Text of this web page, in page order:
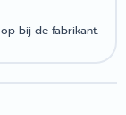
bij de fabrikant.